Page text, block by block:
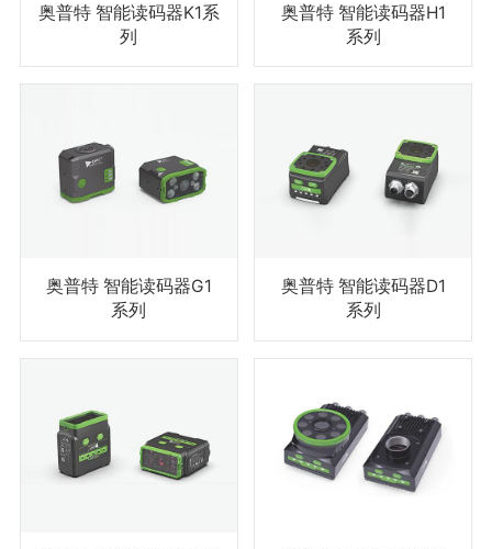
奥普特 智能读码器K1系
列
奥普特 智能读码器H1
系列
奥普特 智能读码器G1
系列
奥普特 智能读码器D1
系列